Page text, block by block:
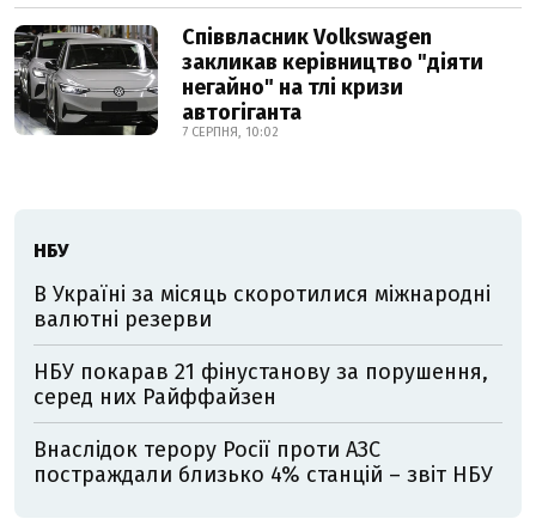
Співвласник Volkswagen
закликав керівництво "діяти
негайно" на тлі кризи
автогіганта
7 СЕРПНЯ, 10:02
НБУ
В Україні за місяць скоротилися міжнародні
валютні резерви
НБУ покарав 21 фінустанову за порушення,
серед них Райффайзен
Внаслідок терору Росії проти АЗС
постраждали близько 4% станцій – звіт НБУ